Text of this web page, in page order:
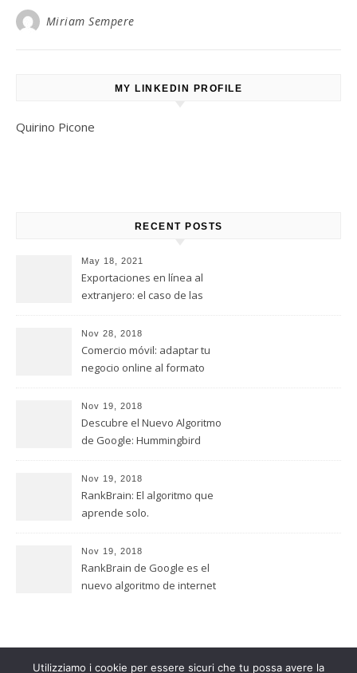
Miriam Sempere
MY LINKEDIN PROFILE
Quirino Picone
RECENT POSTS
May 18, 2021
Exportaciones en línea al
extranjero: el caso de las
Nov 28, 2018
Comercio móvil: adaptar tu
negocio online al formato
Nov 19, 2018
Descubre el Nuevo Algoritmo
de Google: Hummingbird
Nov 19, 2018
RankBrain: El algoritmo que
aprende solo.
Nov 19, 2018
RankBrain de Google es el
nuevo algoritmo de internet
Utilizziamo i cookie per essere sicuri che tu possa avere la